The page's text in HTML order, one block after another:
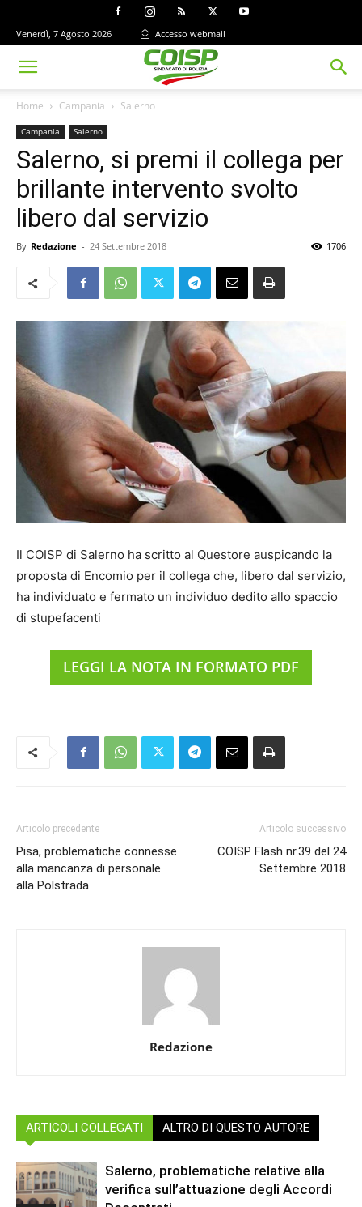
Venerdì, 7 Agosto 2026 Accesso webmail
Home Campania Salerno
Campania Salerno
Salerno, si premi il collega per
brillante intervento svolto
libero dal servizio
By Redazione - 24 Settembre 2018 1706
Il COISP di Salerno ha scritto al Questore auspicando la
proposta di Encomio per il collega che, libero dal servizio,
ha individuato e fermato un individuo dedito allo spaccio
di stupefacenti
LEGGI LA NOTA IN FORMATO PDF
Articolo precedente
Pisa, problematiche connesse
alla mancanza di personale
alla Polstrada
Articolo successivo
COISP Flash nr.39 del 24
Settembre 2018
Redazione
ARTICOLI COLLEGATI ALTRO DI QUESTO AUTORE
Salerno, problematiche relative alla
verifica sull’attuazione degli Accordi